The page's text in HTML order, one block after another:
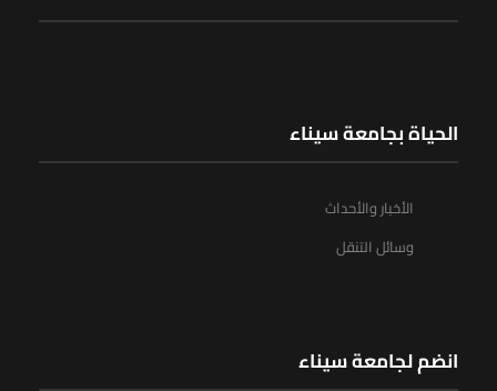
الحياة بجامعة سيناء
الأخبار والأحداث
وسائل التنقل
انضم لجامعة سيناء